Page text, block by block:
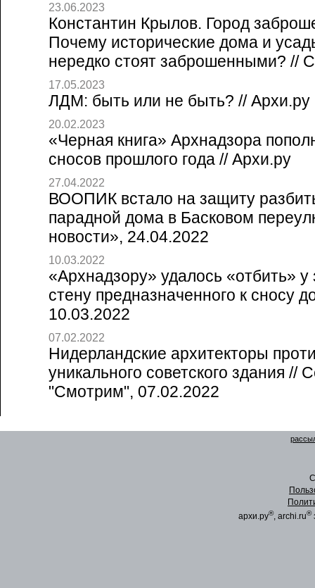
23.06.2023
Константин Крылов. Город
Почему исторические дома и
нередко стоят заброшенными? //
17.05.2023
ЛДМ: быть или не быть? // Архи.ру
20.02.2023
«Черная книга» Архнадзора
сносов прошлого года // Архи.ру
27.04.2022
ВООПИК встало на защиту
парадной дома в Басковом
новости», 24.04.2022
10.03.2022
«Архнадзору» удалось «отбить»
стену предназначенного к сносу
10.03.2022
07.02.2022
Нидерландские архитекторы
уникального советского здания //
"Смотрим", 07.02.2022
архи.ру®, archi.ru®